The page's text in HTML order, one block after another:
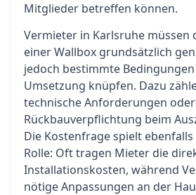
Mitglieder betreffen können.
Vermieter in Karlsruhe müssen
einer Wallbox grundsätzlich
jedoch bestimmte
Umsetzung knüpfen. Dazu
technische Anforderungen
Rückbauverpflichtung beim
Die Kostenfrage spielt
Rolle: Oft tragen Mieter die
Installationskosten, während
nötige Anpassungen an der